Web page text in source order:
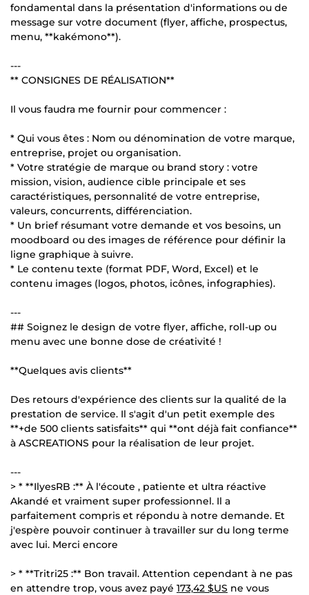
fondamental dans la présentation d'informations ou de
message sur votre document (flyer, affiche, prospectus,
menu, **kakémono**).
---
** CONSIGNES DE RÉALISATION**
Il vous faudra me fournir pour commencer :
* Qui vous êtes : Nom ou dénomination de votre marque,
entreprise, projet ou organisation.
* Votre stratégie de marque ou brand story : votre
mission, vision, audience cible principale et ses
caractéristiques, personnalité de votre entreprise,
valeurs, concurrents, différenciation.
* Un brief résumant votre demande et vos besoins, un
moodboard ou des images de référence pour définir la
ligne graphique à suivre.
* Le contenu texte (format PDF, Word, Excel) et le
contenu images (logos, photos, icônes, infographies).
---
## Soignez le design de votre flyer, affiche, roll-up ou
menu avec une bonne dose de créativité !
**Quelques avis clients**
Des retours d'expérience des clients sur la qualité de la
prestation de service. Il s'agit d'un petit exemple des
**+de 500 clients satisfaits** qui **ont déjà fait confiance**
à ASCREATIONS pour la réalisation de leur projet.
---
> * **IlyesRB :** À l'écoute , patiente et ultra réactive
Akandé et vraiment super professionnel. Il a
parfaitement compris et répondu à notre demande. Et
j'espère pouvoir continuer à travailler sur du long terme
avec lui. Merci encore
> * **Tritri25 :** Bon travail. Attention cependant à ne pas
en attendre trop, vous avez payé 173,42 $US ne vous